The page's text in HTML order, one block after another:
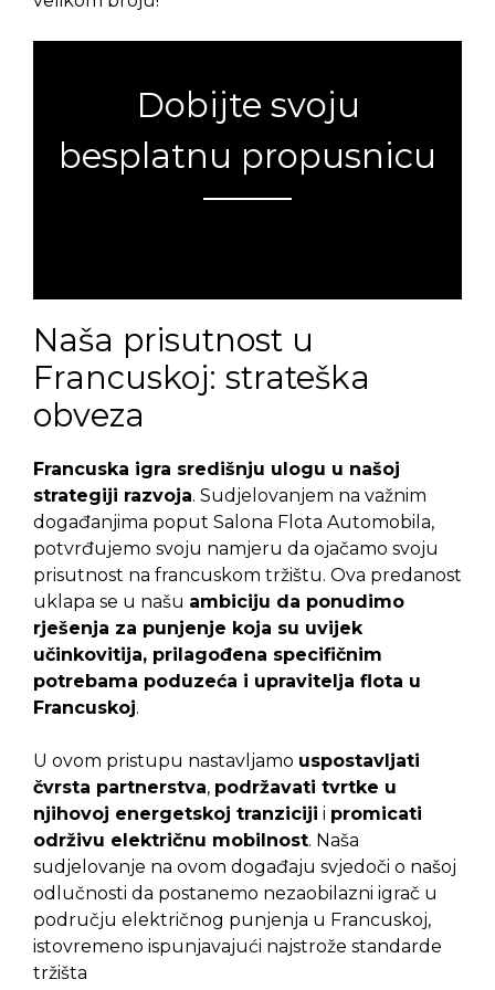
Dobijte svoju
besplatnu propusnicu
Naša prisutnost u
Francuskoj: strateška
obveza
Francuska igra središnju ulogu u našoj
strategiji razvoja. Sudjelovanjem na važnim
događanjima poput Salona Flota Automobila,
potvrđujemo svoju namjeru da ojačamo svoju
prisutnost na francuskom tržištu. Ova predanost
uklapa se u našu ambiciju da ponudimo
rješenja za punjenje koja su uvijek
učinkovitija, prilagođena specifičnim
potrebama poduzeća i upravitelja flota u
Francuskoj.
U ovom pristupu nastavljamo uspostavljati
čvrsta partnerstva, podržavati tvrtke u
njihovoj energetskoj tranziciji i promicati
održivu električnu mobilnost. Naša
sudjelovanje na ovom događaju svjedoči o našoj
odlučnosti da postanemo nezaobilazni igrač u
području električnog punjenja u Francuskoj,
istovremeno ispunjavajući najstrože standarde
tržišta